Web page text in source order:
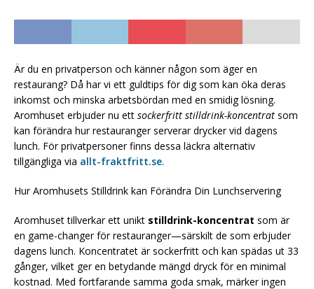
Är du en privatperson och känner någon som äger en
restaurang? Då har vi ett guldtips för dig som kan öka deras
inkomst och minska arbetsbördan med en smidig lösning.
Aromhuset erbjuder nu ett sockerfritt stilldrink-koncentrat som
kan förändra hur restauranger serverar drycker vid dagens
lunch. För privatpersoner finns dessa läckra alternativ
tillgängliga via allt-fraktfritt.se.
Hur Aromhusets Stilldrink kan Förändra Din Lunchservering
Aromhuset tillverkar ett unikt stilldrink-koncentrat som är
en game-changer för restauranger—särskilt de som erbjuder
dagens lunch. Koncentratet är sockerfritt och kan spädas ut 33
gånger, vilket ger en betydande mängd dryck för en minimal
kostnad. Med fortfarande samma goda smak, märker ingen